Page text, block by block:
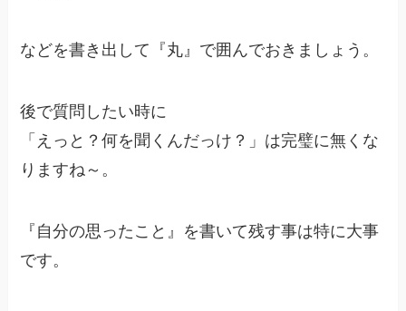
などを書き出して『丸』で囲んでおきましょう。
後で質問したい時に
「えっと？何を聞くんだっけ？」は完璧に無くな
りますね～。
『自分の思ったこと』を書いて残す事は特に大事
です。